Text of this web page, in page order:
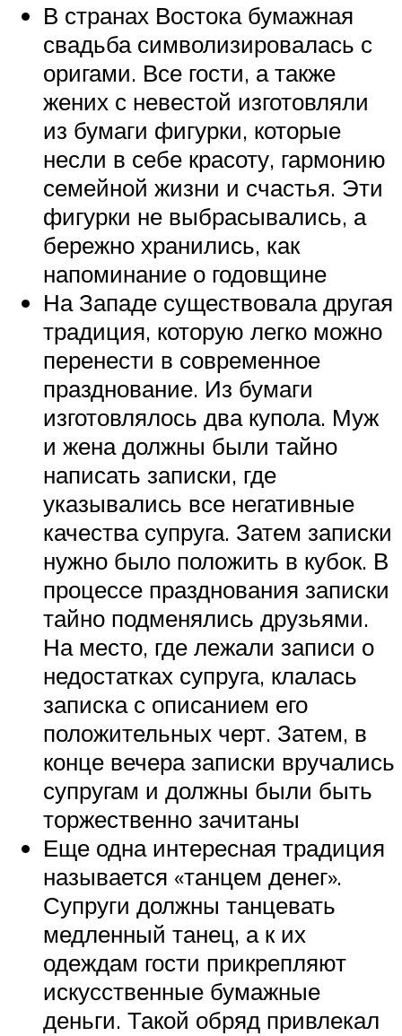
В странах Востока бумажная
свадьба символизировалась с
оригами. Все гости, а также
жених с невестой изготовляли
из бумаги фигурки, которые
несли в себе красоту, гармонию
семейной жизни и счастья. Эти
фигурки не выбрасывались, а
бережно хранились, как
напоминание о годовщине
На Западе существовала другая
традиция, которую легко можно
перенести в современное
празднование. Из бумаги
изготовлялось два купола. Муж
и жена должны были тайно
написать записки, где
указывались все негативные
качества супруга. Затем записки
нужно было положить в кубок. В
процессе празднования записки
тайно подменялись друзьями.
На место, где лежали записи о
недостатках супруга, клалась
записка с описанием его
положительных черт. Затем, в
конце вечера записки вручались
супругам и должны были быть
торжественно зачитаны
Еще одна интересная традиция
называется «танцем денег».
Супруги должны танцевать
медленный танец, а к их
одеждам гости прикрепляют
искусственные бумажные
деньги. Такой обряд привлекал